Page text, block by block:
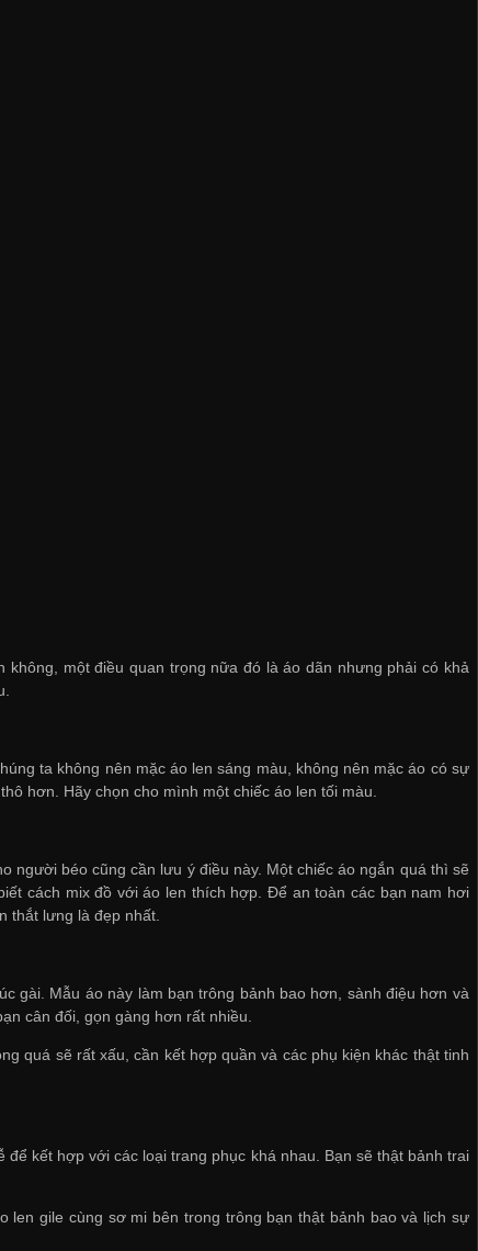
một điều quan trọng nữa đó là áo dãn nhưng phải có khả
ta không nên mặc áo len sáng màu, không nên mặc áo có sự
hơn. Hãy chọn cho mình một chiếc áo len tối màu.
người béo cũng cần lưu ý điều này. Một chiếc áo ngắn quá thì sẽ
cách mix đồ với áo len thích hợp. Để an toàn các bạn nam hơi
thắt lưng là đẹp nhất.
gài. Mẫu áo này làm bạn trông bảnh bao hơn, sành điệu hơn và
cân đối, gọn gàng hơn rất nhiều.
quá sẽ rất xấu, cần kết hợp quần và các phụ kiện khác thật tinh
kết hợp với các loại trang phục khá nhau. Bạn sẽ thật bảnh trai
len gile cùng sơ mi bên trong trông bạn thật bảnh bao và lịch sự